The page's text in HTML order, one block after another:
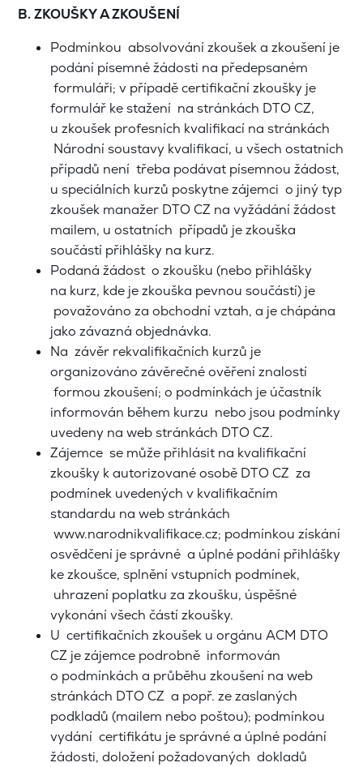
B. ZKOUŠKY A ZKOUŠENÍ
Podmínkou absolvování zkoušek a zkoušení je
podání písemné žádosti na předepsaném
formuláři; v případě certifikační zkoušky je
formulář ke stažení na stránkách DTO CZ,
u zkoušek profesních kvalifikací na stránkách
Národní soustavy kvalifikací, u všech ostatních
případů není třeba podávat písemnou žádost,
u speciálních kurzů poskytne zájemci o jiný typ
zkoušek manažer DTO CZ na vyžádání žádost
mailem, u ostatních případů je zkouška
součástí přihlášky na kurz.
Podaná žádost o zkoušku (nebo přihlášky
na kurz, kde je zkouška pevnou součástí) je
považováno za obchodní vztah, a je chápána
jako závazná objednávka.
Na závěr rekvalifikačních kurzů je
organizováno závěrečné ověření znalostí
formou zkoušení; o podmínkách je účastník
informován během kurzu nebo jsou podmínky
uvedeny na web stránkách DTO CZ.
Zájemce se může přihlásit na kvalifikační
zkoušky k autorizované osobě DTO CZ za
podmínek uvedených v kvalifikačním
standardu na web stránkách
www.narodnikvalifikace.cz; podmínkou získání
osvědčení je správné a úplné podání přihlášky
ke zkoušce, splnění vstupních podmínek,
uhrazení poplatku za zkoušku, úspěšné
vykonání všech částí zkoušky.
U certifikačních zkoušek u orgánu ACM DTO
CZ je zájemce podrobně informován
o podmínkách a průběhu zkoušení na web
stránkách DTO CZ a popř. ze zaslaných
podkladů (mailem nebo poštou); podmínkou
vydání certifikátu je správné a úplné podání
žádosti, doložení požadovaných dokladů